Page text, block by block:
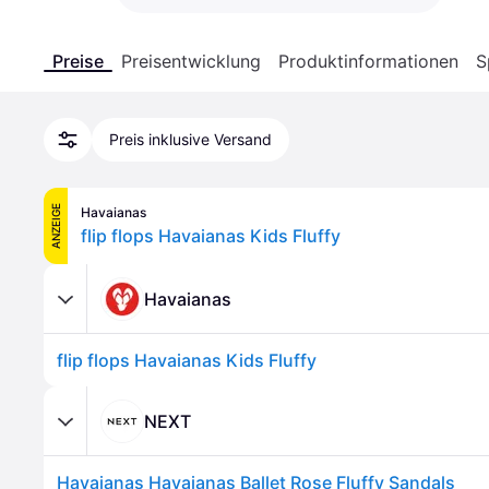
Preise Preisentwicklung Produktinformationen
Preis inklusive Versand
ANZEIGE Havaianas
flip flops Havaianas Kids Fluffy
Havaianas
flip flops Havaianas Kids Fluffy
NEXT
Havaianas Havaianas Ballet Rose Fluffy Sandals